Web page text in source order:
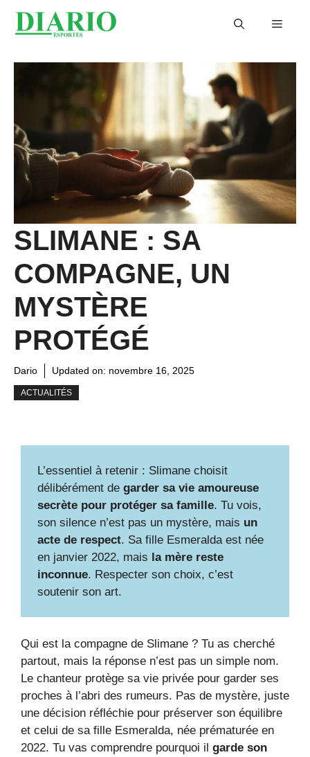
Menu
SLIMANE : SA
COMPAGNE, UN
MYSTÈRE
PROTÉGÉ
Dario Updated on: novembre 16, 2025
ACTUALITÉS
L’essentiel à retenir : Slimane choisit
délibérément de garder sa vie amoureuse
secrète pour protéger sa famille. Tu vois,
son silence n’est pas un mystère, mais un
acte de respect. Sa fille Esmeralda est née
en janvier 2022, mais la mère reste
inconnue. Respecter son choix, c’est
soutenir son art.
Qui est la compagne de Slimane ? Tu as cherché
partout, mais la réponse n’est pas un simple nom.
Le chanteur protège sa vie privée pour garder ses
proches à l’abri des rumeurs. Pas de mystère, juste
une décision réfléchie pour préserver son équilibre
et celui de sa fille Esmeralda, née prématurée en
2022. Tu vas comprendre pourquoi il garde son